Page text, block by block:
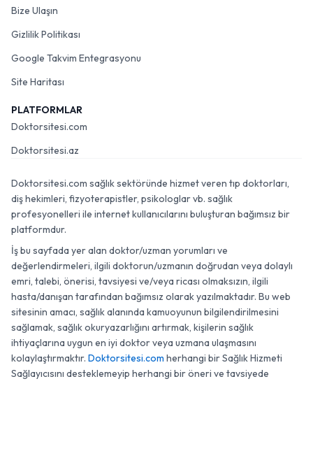
Bize Ulaşın
Gizlilik Politikası
Google Takvim Entegrasyonu
Site Haritası
PLATFORMLAR
Doktorsitesi.com
Doktorsitesi.az
Doktorsitesi.com sağlık sektöründe hizmet veren tıp doktorları,
diş hekimleri, fizyoterapistler, psikologlar vb. sağlık
profesyonelleri ile internet kullanıcılarını buluşturan bağımsız bir
platformdur.
İş bu sayfada yer alan doktor/uzman yorumları ve
değerlendirmeleri, ilgili doktorun/uzmanın doğrudan veya dolaylı
emri, talebi, önerisi, tavsiyesi ve/veya ricası olmaksızın, ilgili
hasta/danışan tarafından bağımsız olarak yazılmaktadır. Bu web
sitesinin amacı, sağlık alanında kamuoyunun bilgilendirilmesini
sağlamak, sağlık okuryazarlığını artırmak, kişilerin sağlık
ihtiyaçlarına uygun en iyi doktor veya uzmana ulaşmasını
kolaylaştırmaktır. Doktorsitesi.com herhangi bir Sağlık Hizmeti
Sağlayıcısını desteklemeyip herhangi bir öneri ve tavsiyede